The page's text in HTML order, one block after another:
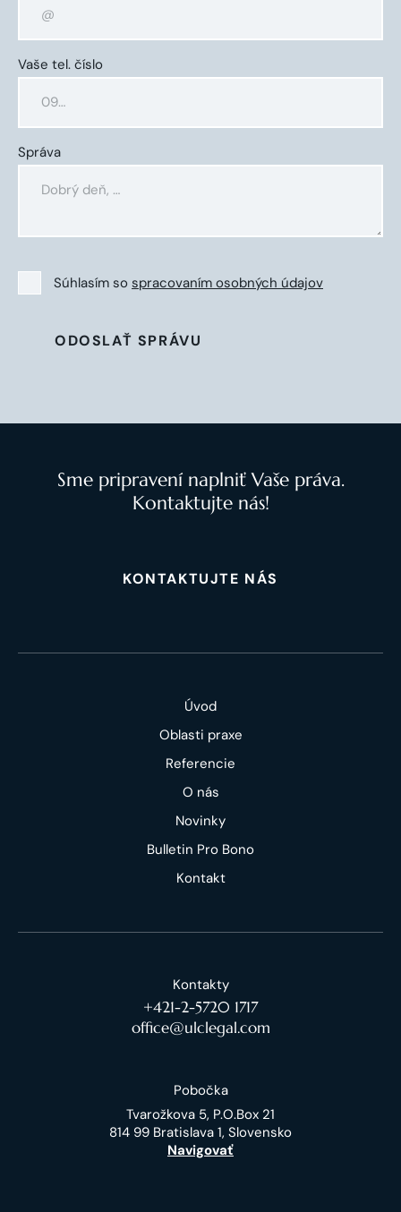
Vaše tel. číslo
Správa
Súhlasím so spracovaním osobných údajov
ODOSLAŤ SPRÁVU
Sme pripravení naplniť Vaše práva.
Kontaktujte nás!
KONTAKTUJTE NÁS
Úvod
Oblasti praxe
Referencie
O nás
Novinky
Bulletin Pro Bono
Kontakt
Kontakty
+421-2-5720 1717
office@ulclegal.com
Pobočka
Tvarožkova 5, P.O.Box 21
814 99 Bratislava 1, Slovensko
Navigovať